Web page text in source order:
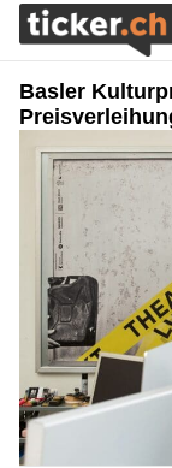
Basler